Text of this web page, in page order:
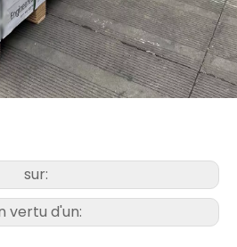
sur:
vertu d'un: